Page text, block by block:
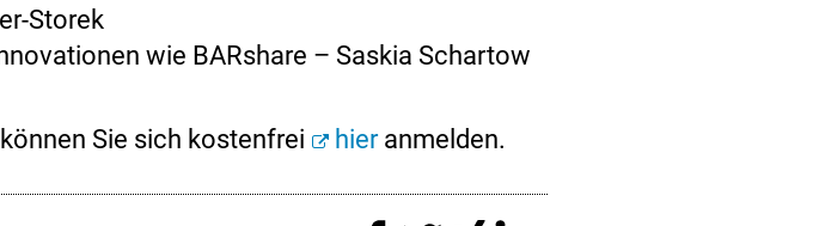
Storek
wie BARshare – Saskia Schartow
Sie sich kostenfrei hier anmelden.